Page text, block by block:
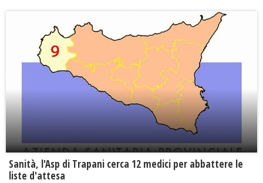
Sanità, l'Asp di Trapani cerca 12 medici per abbattere le
liste d'attesa